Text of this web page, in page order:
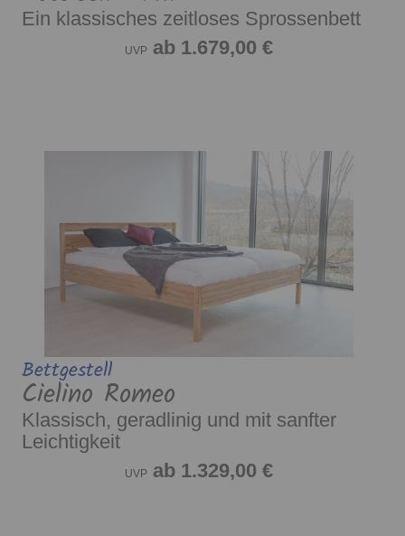
Ein klassisches zeitloses Sprossenbett
UVP ab 1.679,00 €
Bettgestell
Cielino Romeo
Klassisch, geradlinig und mit sanfter
Leichtigkeit
UVP ab 1.329,00 €